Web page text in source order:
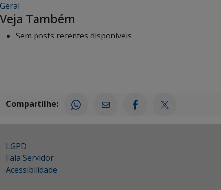
Geral
Veja Também
Sem posts recentes disponíveis.
Compartilhe:
LGPD
Fala Servidor
Acessibilidade